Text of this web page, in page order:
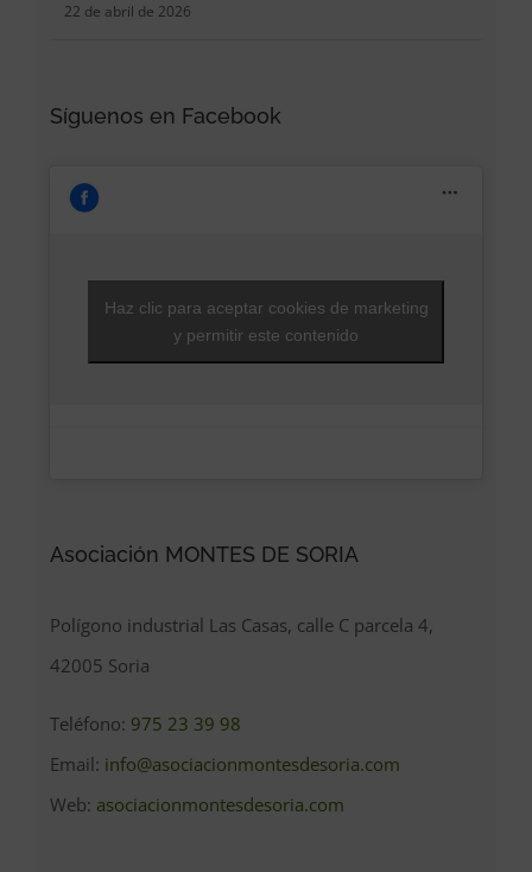
22 de abril de 2026
Síguenos en Facebook
Haz clic para aceptar cookies de marketing
y permitir este contenido
Asociación MONTES DE SORIA
Polígono industrial Las Casas, calle C parcela 4,
42005 Soria
Teléfono: 975 23 39 98
Email: info@asociacionmontesdesoria.com
Web: asociacionmontesdesoria.com